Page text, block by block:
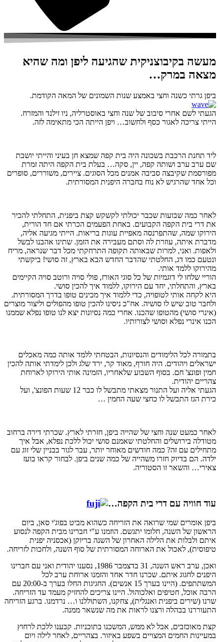
מעשה בקיבוצניקית שהגיעה ליפן ומה שהיא
מצאה במרק…
ביפן גרתי כשנה וחצי באמצע שנות השמונים של המאה הקודמת.
הגעתי לשם אחרי סיבוב של שנה וחצי באוסטרליה, ניו זילנד והמזרח.
הייתי צריכה לאגור כסף ולחשוב… ויפן הייתה הכי מתאימה לזה.
ליד תחנת הרכבת בשכונה היה בית קפה שמצא חן בעיני והייתי יושבת
שם ערב ערב ושותה קפה, יין, סקה… בעלת בית הקפה היתה זמרת
מפורסמת שקיבצה סביבה אמנים מכל הסוגים. ציירים, משוררים, סופרים
וכל אחד שהרגיש לא נוח בחברה היפנית המסורתית.
לאחר כמה שבועות שכבר יכולתי לקשקש קצת ביפנית, התחלתי להכיר
את דרי בית הקפה הקבועים. באחת הפעמים הכרתי אם חד הורית,
הירוקו שמה, שהתפרנסה מאפיית עוגות בריאות. הייתי מגיעה אליה,
מדברת איתה, עוזרת לה וסתם מעבירה את הזמן. שתינו אהבנו לבשל
ולאפות. ואני, למרות שבאותה תקופה התרחקתי מכל דבר שנראה, מריח
ונטעם כמו דג, החלטתי שהדבר החדש הבא בארץ, זה סושי! ביקשתי
מהירוקו ללמד אותי.
הוריי שלחו לי דוגמיות של כל סוגי האורז, פולי סויה ורוטב סויה הקיימים
בארץ, והתחלתי, יחד עם הירוקו, ללמוד איך להכין סושי.
היא לקחה אותי לטופויה, כדי ללמוד איך מכינים טופו בדרך המסורתית.
ולחבר טוב שיש לו סושיה. אח"כ ניסינו להכין טופו מהפולים וליצור מוצרים
(אינרי סושי) מהטופו שהכנו. אחרי כמה נסיונות יצא לנו טופו נפלא שממנו
הכנו אינרי נפלא וסושי לצורותיו.
בתמורה לכל הלימודים והנסיונות, הבטחתי ללמד אותה כמה מאכלים
ישראלים ויהודים. היה חורף, מאוד קר, ירד שלג ולכן לימדתי אותה להכין
חמין ופונצ' חם. בסוף השבוע שלאחריו, הזמינה אותי הירוקו לארוחת
צהריים יהודית.
הגעתי אליה ועל התנור מצאתי מתבשל לו כבר 12 שעות הפונצ', ועל
כירת הגז התבשל לו כחצי שעה החמין …
לאחר כמעט שנה וחצי של שהייה ביפן, חזרתי לארץ. שכרתי דירה ברחוב
מטודלה בירושלים והחלטתי שאמנם סושי יכול ללכת נפלא, אבל איך
מתחילים עם זה? כמה חודשים מאוחר יותר, עבר לגור בבניין שלי זוג עם
ילדה. הם בדיוק חזרו משהייה של כמה שנים ביפן. לבחור קראו בועז
צאירי… והשאר זו הסטוריה.
עוד חוויה עם דרי בית הקפה…
ביפן אומרים שמי שרואה את הזריחה כשהוא מביט בפוג'י סאן, ביום
הראשון של השנה, חלומו יתגשם. הוזמנו ע"י חברינו מבית הקפה לנסוע
איתם ולבלות את הלילה האחרון של השנה בריוקן (אכסניה יפנית
טיפוסית), לאכול את הארוחה המסורתית של סוף השנה, ולחכות לזריחה.
ואכן, ערב ראש השנה, 31 בדצמבר 1986, נסענו יהודית ואני עם חברינו
היפנים לחגוג איתם. שכרנו חדר אחד והזמנו ארוחת ערב לכל
המשתתפים. (היינו בערך 15 אנשים). החגיגות החלו בערך ב-20:00 עם
הרבה אוכל, חטיפים ואלכוהול. היינו צריכים להחזיק מעמד עד הזריחה.
שרנו (שירים ביפנית ואנגלית), צחקנו, השתוללנו ו… נרדמנו. ברגע הזריחה
התעוררנו בבהלה ורצנו לראות את מה שנשאר ממנה.
קצת מאוכזבים, אבל לא ממש, המשכנו בתוכניות. קבענו ללכת לרחוץ
במעיינות החמים המצויים בשפע באיזור. בצהריים, לאחר לילה ויום